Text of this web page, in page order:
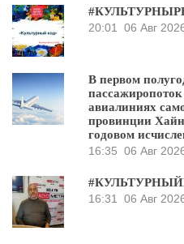
20:01
06 Авг
В первом
авиалиниях
провинции
годовом
16:35 06 Авг
16:31
06 Авг